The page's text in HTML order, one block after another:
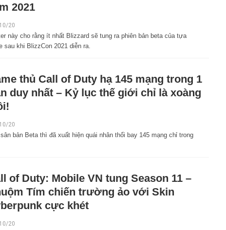
2021
20
này cho rằng ít nhất Blizzard sẽ tung ra phiên bản beta của tựa
sau khi BlizzCon 2021 diễn ra.
thủ Call of Duty hạ 145 mạng trong 1
duy nhất – Kỷ lục thế giới chỉ là xoàng
20
bản Beta thì đã xuất hiện quái nhân thổi bay 145 mạng chỉ trong
of Duty: Mobile VN tung Season 11 –
Tím chiến trường ảo với Skin
cực khét
20